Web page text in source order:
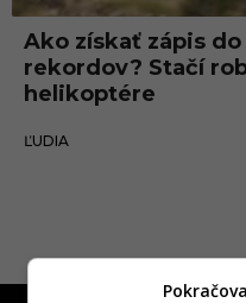
e
z
h
y
Ako získať zápis
rekordov? Stačí
helikoptére
ĽUDIA